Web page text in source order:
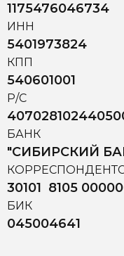
1175476046734
ИНН
5401973824
КПП
540601001
Р/С
БАНК
"СИБИРСКИЙ
30101 8105
БИК
045004641